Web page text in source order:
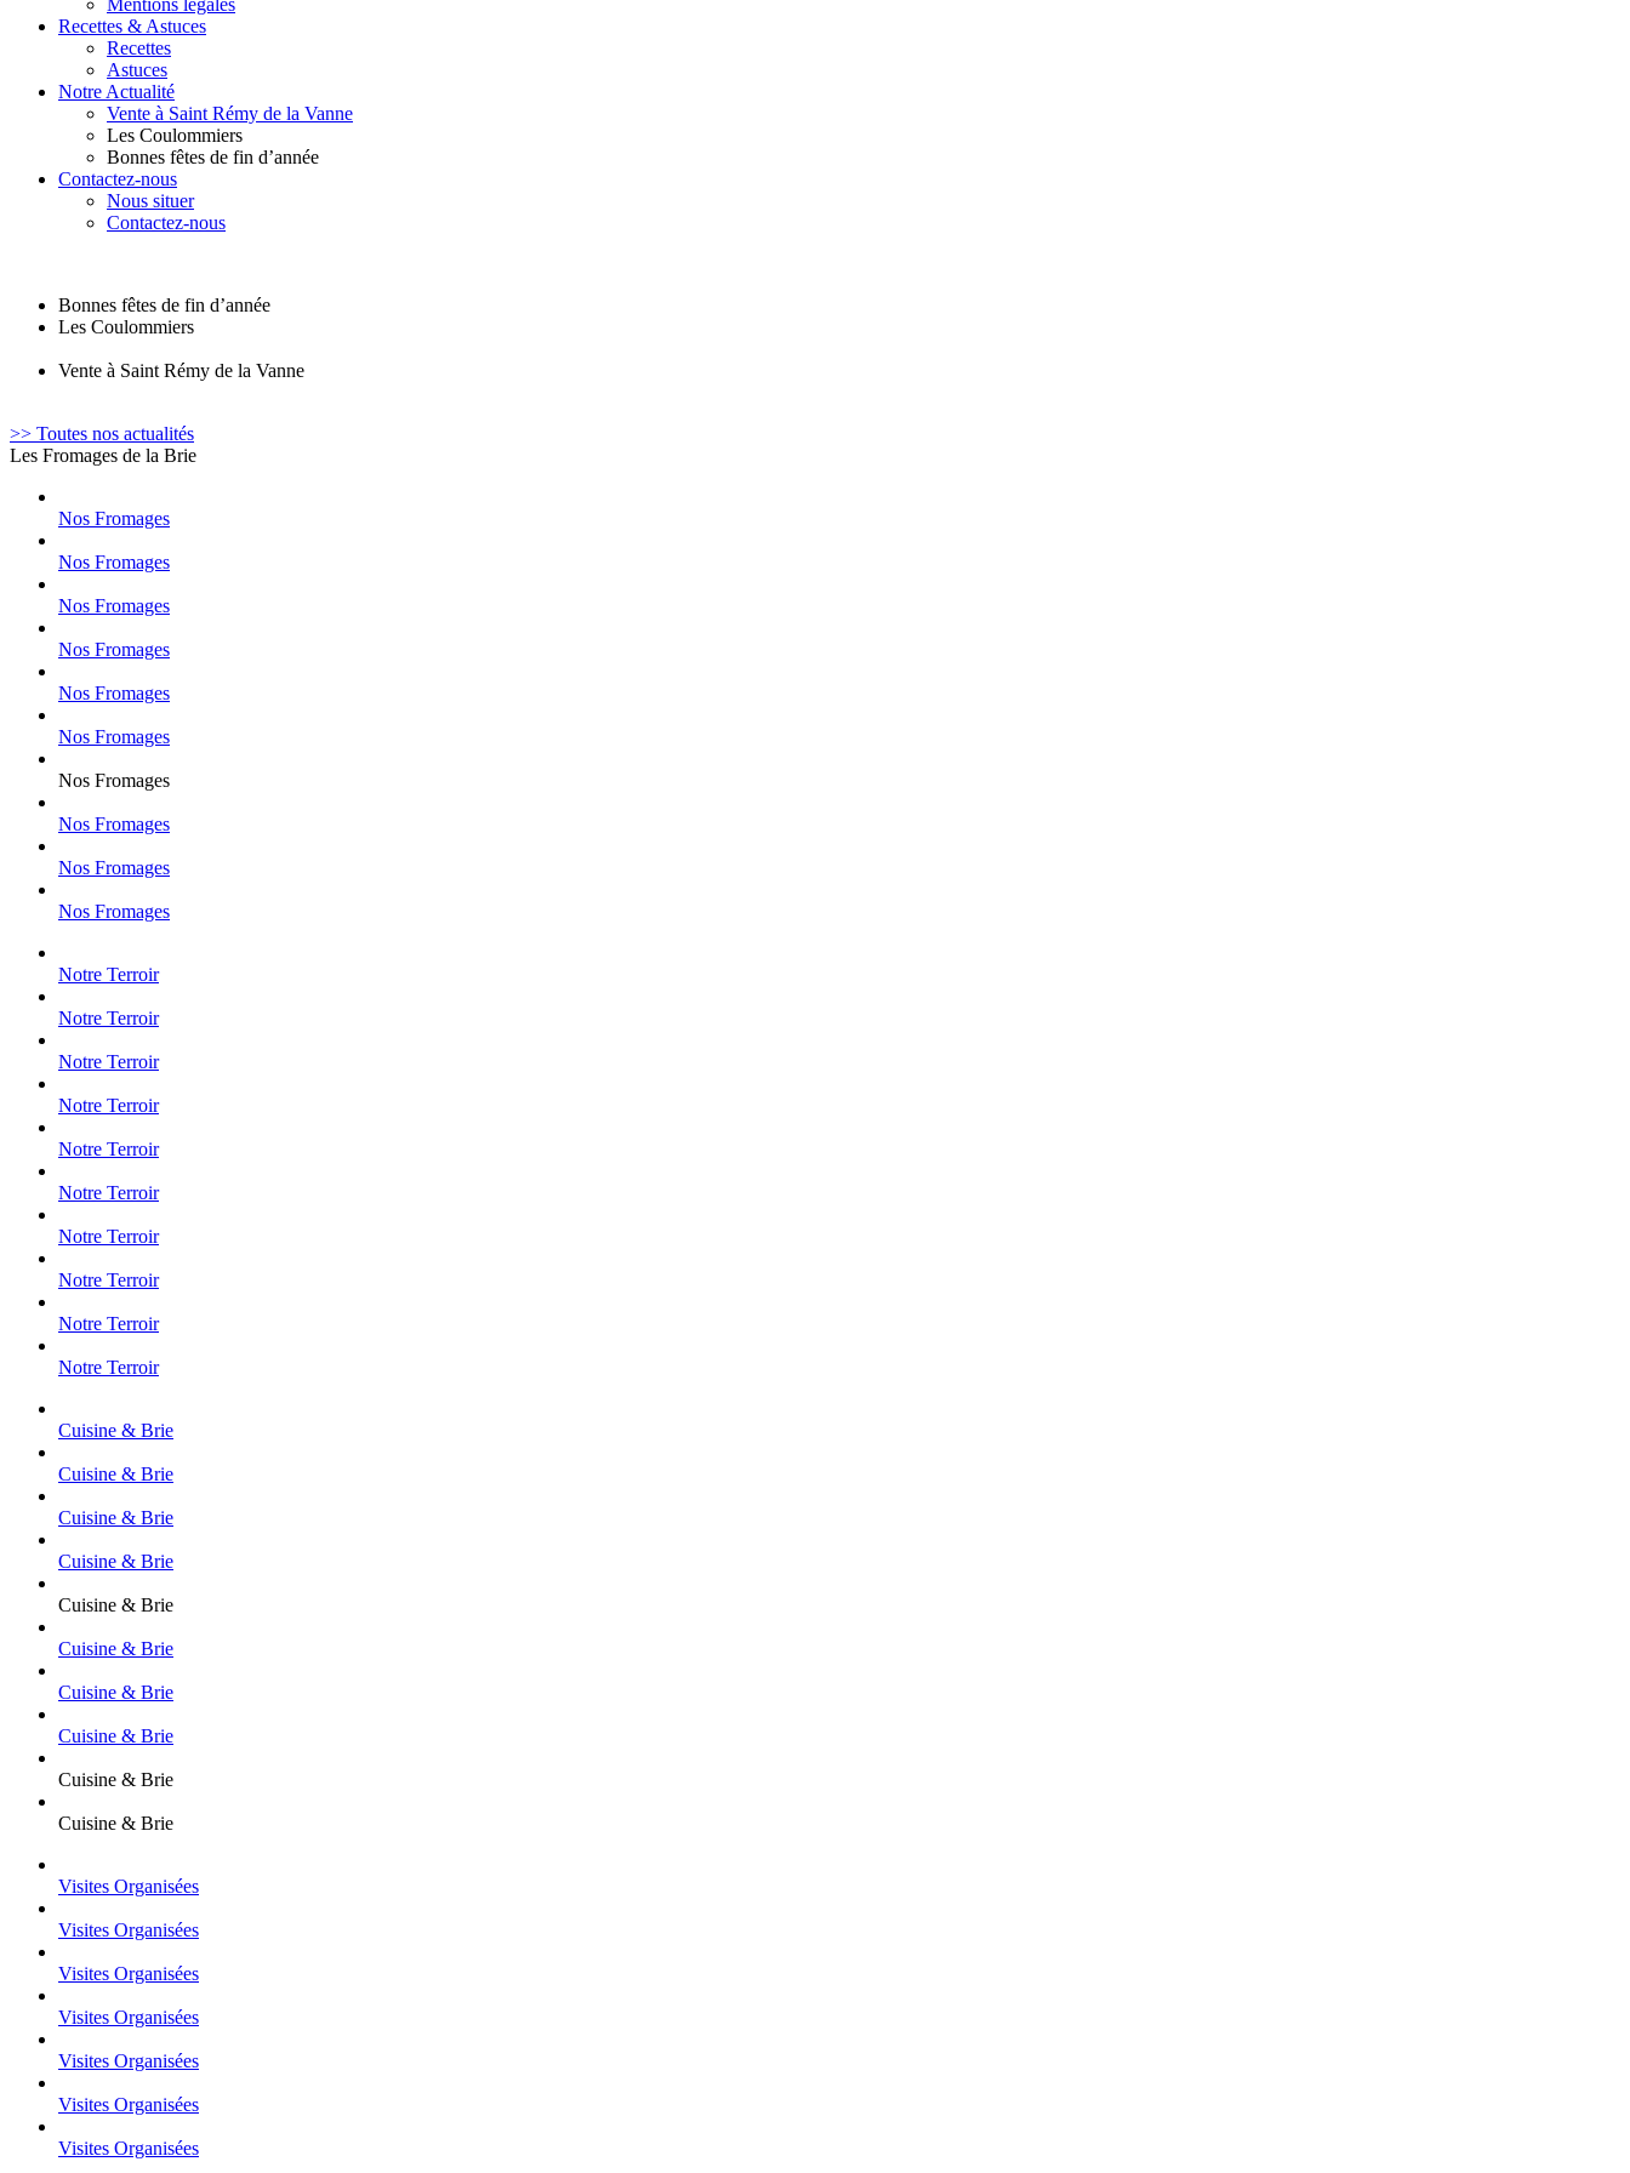
Mentions légales
Recettes & Astuces
Recettes
Astuces
Notre Actualité
Vente à Saint Rémy de la Vanne
Les Coulommiers
Bonnes fêtes de fin d’année
Contactez-nous
Nous situer
Contactez-nous
Bonnes fêtes de fin d’année
Les Coulommiers
Vente à Saint Rémy de la Vanne
>> Toutes nos actualités
Les Fromages de la Brie
Nos Fromages
Nos Fromages
Nos Fromages
Nos Fromages
Nos Fromages
Nos Fromages
Nos Fromages
Nos Fromages
Nos Fromages
Nos Fromages
Notre Terroir
Notre Terroir
Notre Terroir
Notre Terroir
Notre Terroir
Notre Terroir
Notre Terroir
Notre Terroir
Notre Terroir
Notre Terroir
Cuisine & Brie
Cuisine & Brie
Cuisine & Brie
Cuisine & Brie
Cuisine & Brie
Cuisine & Brie
Cuisine & Brie
Cuisine & Brie
Cuisine & Brie
Cuisine & Brie
Visites Organisées
Visites Organisées
Visites Organisées
Visites Organisées
Visites Organisées
Visites Organisées
Visites Organisées